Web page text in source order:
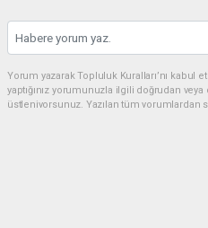
Yorum yazarak Topluluk Kuralları’nı
yaptığınız yorumunuzla ilgili doğrudan
üstleniyorsunuz. Yazılan tüm